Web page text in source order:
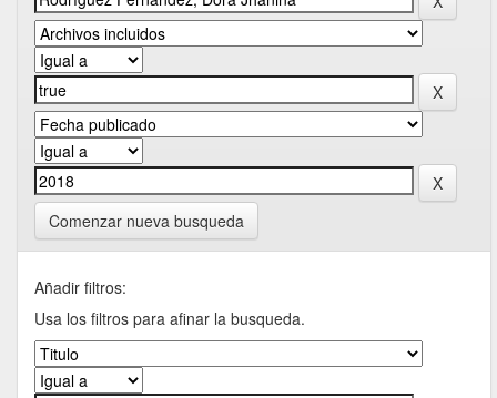
Comenzar nueva busqueda
Añadir filtros:
Usa los filtros para afinar la busqueda.